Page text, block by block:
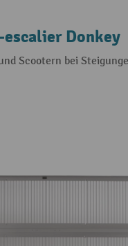
Donkey
Scootern bei